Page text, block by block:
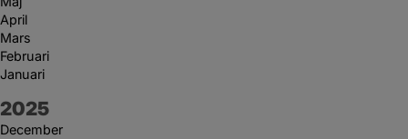
April
Mars
Februari
Januari
År:
2025
December